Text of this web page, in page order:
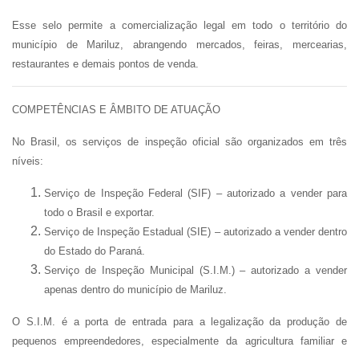
Esse selo permite a comercialização legal em todo o território do
município de Mariluz, abrangendo mercados, feiras, mercearias,
restaurantes e demais pontos de venda.
COMPETÊNCIAS E ÂMBITO DE ATUAÇÃO
No Brasil, os serviços de inspeção oficial são organizados em três
níveis:
Serviço de Inspeção Federal (SIF) – autorizado a vender para
todo o Brasil e exportar.
Serviço de Inspeção Estadual (SIE) – autorizado a vender dentro
do Estado do Paraná.
Serviço de Inspeção Municipal (S.I.M.)– autorizado a vender
apenas dentro do município de Mariluz.
O S.I.M. é a porta de entrada para a legalização da produção de
pequenos empreendedores, especialmente da agricultura familiar e